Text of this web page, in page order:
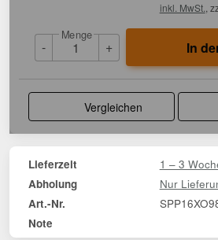
inkl. MwSt. ,
-
Menge
+ In
Vergleichen
Lieferzeit 1 – 3
Abholung Nur
Art.-Nr.
Note